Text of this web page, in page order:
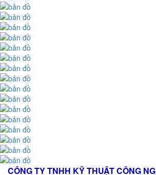
CÔNG TY TNHH KỸ THUẬT CÔNG